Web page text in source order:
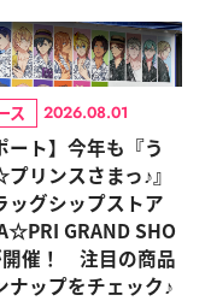
ス 2026.08.01
ート】今年も『う
リンスさまっ♪』
ッグシップストア
GRAND SHO
開催！ 注目の商品
ナップをチェック♪